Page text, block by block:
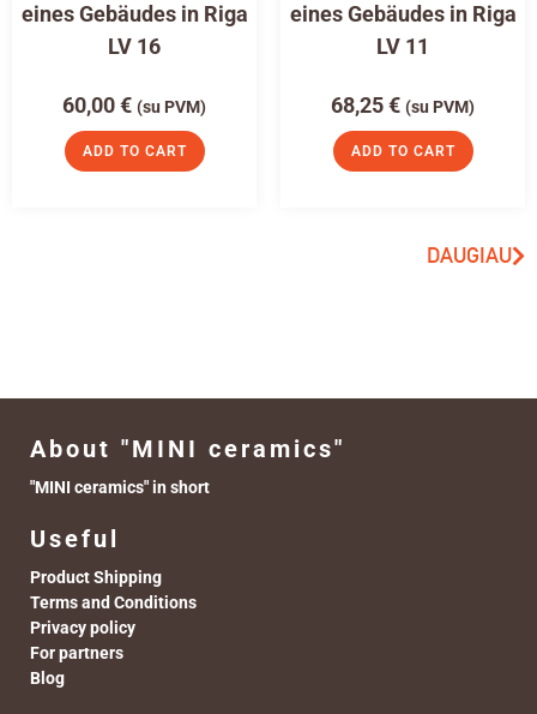
eines Gebäudes in Riga
LV 16
60,00€ (su PVM)
ADD TO CART
eines Gebäudes in Riga
LV 11
68,25€ (su PVM)
ADD TO CART
DAUGIAU
About "MINI ceramics"
"MINI ceramics" in short
Useful
Product Shipping
Terms and Conditions
Privacy policy
For partners
Blog